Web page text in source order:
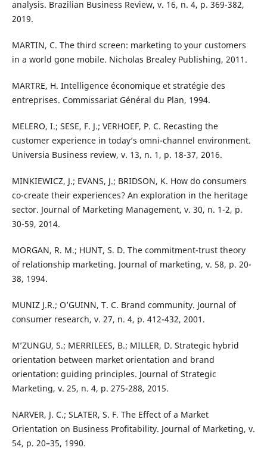
analysis. Brazilian Business Review, v. 16, n. 4, p. 369-382,
2019.
MARTIN, C. The third screen: marketing to your customers
in a world gone mobile. Nicholas Brealey Publishing, 2011.
MARTRE, H. Intelligence économique et stratégie des
entreprises. Commissariat Général du Plan, 1994.
MELERO, I.; SESE, F. J.; VERHOEF, P. C. Recasting the
customer experience in today’s omni-channel environment.
Universia Business review, v. 13, n. 1, p. 18-37, 2016.
MINKIEWICZ, J.; EVANS, J.; BRIDSON, K. How do consumers
co-create their experiences? An exploration in the heritage
sector. Journal of Marketing Management, v. 30, n. 1-2, p.
30-59, 2014.
MORGAN, R. M.; HUNT, S. D. The commitment-trust theory
of relationship marketing. Journal of marketing, v. 58, p. 20-
38, 1994.
MUNIZ J.R.; O’GUINN, T. C. Brand community. Journal of
consumer research, v. 27, n. 4, p. 412-432, 2001.
M’ZUNGU, S.; MERRILEES, B.; MILLER, D. Strategic hybrid
orientation between market orientation and brand
orientation: guiding principles. Journal of Strategic
Marketing, v. 25, n. 4, p. 275-288, 2015.
NARVER, J. C.; SLATER, S. F. The Effect of a Market
Orientation on Business Profitability. Journal of Marketing, v.
54, p. 20–35, 1990.